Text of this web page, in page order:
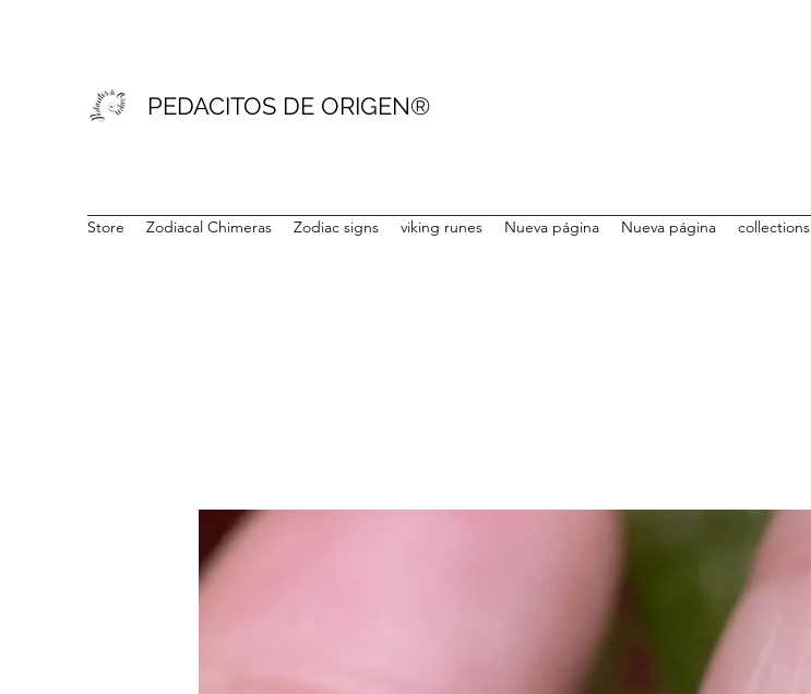
PEDACITOS DE ORIGEN®
Store Zodiacal Chimeras Zodiac signs viking runes Nueva página Nueva página collections